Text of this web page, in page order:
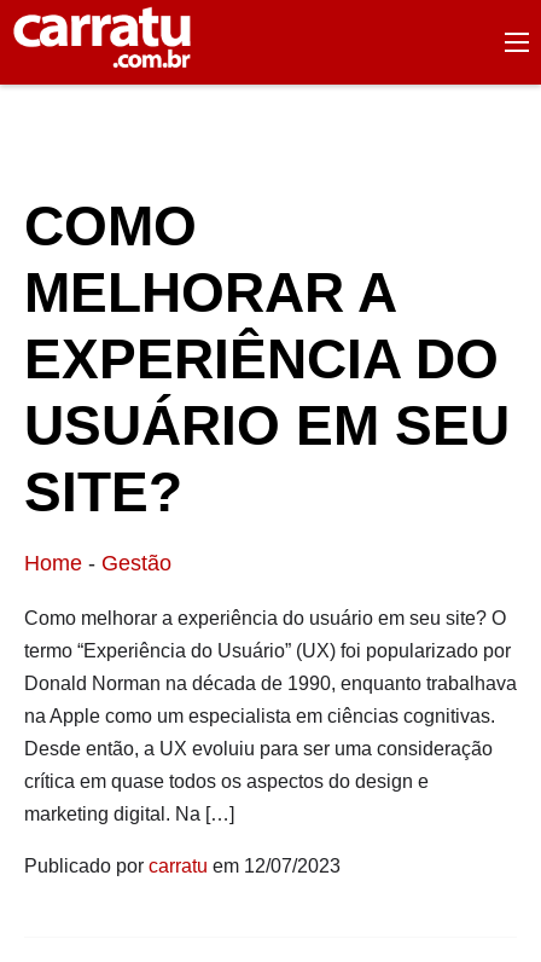
COMO
MELHORAR A
EXPERIÊNCIA DO
USUÁRIO EM SEU
SITE?
Home - Gestão
Como melhorar a experiência do usuário em seu site? O
termo “Experiência do Usuário” (UX) foi popularizado por
Donald Norman na década de 1990, enquanto trabalhava
na Apple como um especialista em ciências cognitivas.
Desde então, a UX evoluiu para ser uma consideração
crítica em quase todos os aspectos do design e
marketing digital. Na […]
Publicado por carratu em 12/07/2023